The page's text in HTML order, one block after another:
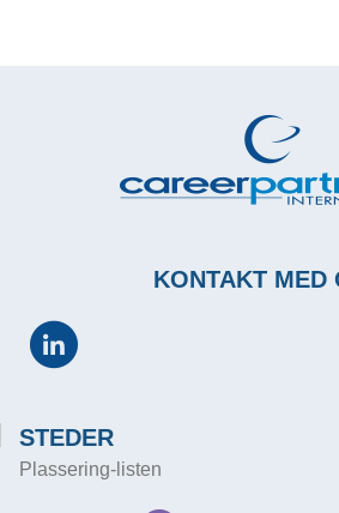
KONTAKT MED
STEDER
Plassering-listen